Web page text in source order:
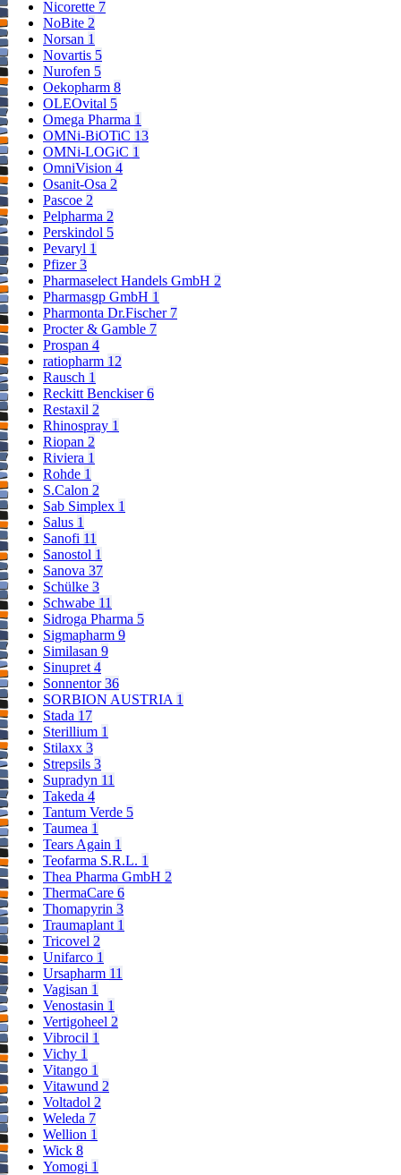
Nicorette 7
NoBite 2
Norsan 1
Novartis 5
Nurofen 5
Oekopharm 8
OLEOvital 5
Omega Pharma 1
OMNi-BiOTiC 13
OMNi-LOGiC 1
OmniVision 4
Osanit-Osa 2
Pascoe 2
Pelpharma 2
Perskindol 5
Pevaryl 1
Pfizer3
Pharmaselect Handels GmbH 2
Pharmasgp GmbH 1
Pharmonta Dr.Fischer 7
Procter & Gamble 7
Prospan 4
ratiopharm 12
Rausch 1
Reckitt Benckiser6
Restaxil 2
Rhinospray 1
Riopan 2
Riviera 1
Rohde 1
S.Calon 2
Sab Simplex 1
Salus 1
Sanofi 11
Sanostol 1
Sanova 37
Schülke 3
Schwabe 11
Sidroga Pharma 5
Sigmapharm 9
Similasan 9
Sinupret 4
Sonnentor36
SORBION AUSTRIA 1
Stada 17
Sterillium 1
Stilaxx 3
Strepsils 3
Supradyn 11
Takeda 4
Tantum Verde 5
Taumea 1
Tears Again 1
Teofarma S.R.L. 1
Thea Pharma GmbH 2
ThermaCare 6
Thomapyrin 3
Traumaplant 1
Tricovel 2
Unifarco 1
Ursapharm 11
Vagisan 1
Venostasin 1
Vertigoheel 2
Vibrocil 1
Vichy 1
Vitango 1
Vitawund 2
Voltadol 2
Weleda 7
Wellion 1
Wick 8
Yomogi 1